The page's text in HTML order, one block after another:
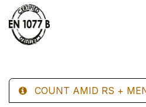
COUNT AMID RS +